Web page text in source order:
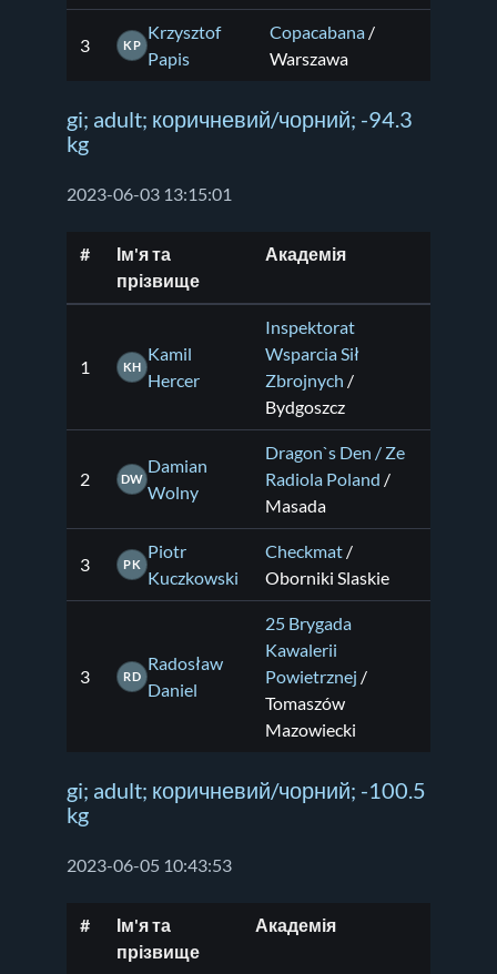
3 KP
Krzysztof
Papis
Copacabana /
Warszawa
gi; adult; коричневий/чорний; -94.3
kg
2023-06-03 13:15:01
#
Ім'я та
прізвище
Академія
1 KH
Kamil
Hercer
Inspektorat
Wsparcia Sił
Zbrojnych /
Bydgoszcz
2 DW
Damian
Wolny
Dragon`s Den / Ze
Radiola Poland /
Masada
3 PK
Piotr
Kuczkowski
Checkmat /
Oborniki Slaskie
3 RD
Radosław
Daniel
25 Brygada
Kawalerii
Powietrznej /
Tomaszów
Mazowiecki
gi; adult; коричневий/чорний; -100.5
kg
2023-06-05 10:43:53
#
Ім'я та
прізвище
Академія